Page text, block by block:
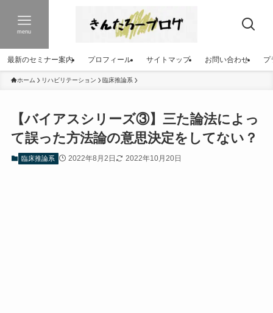
menu
最新のセミナー案内 プロフィール サイトマップ お問い合わせ プ
ホーム リハビリテーション 臨床推論系
【バイアスシリーズ③】三た論法によっ
て誤った方法論の意思決定をしてない？
臨床推論系 2022年8月2日 2022年10月20日